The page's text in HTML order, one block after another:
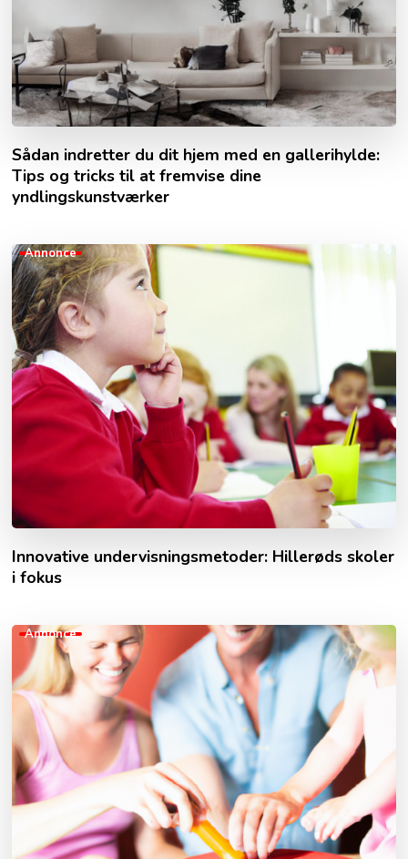
Sådan indretter du dit hjem med en gallerihylde:
Tips og tricks til at fremvise dine
yndlingskunstværker
Annonce
Innovative undervisningsmetoder: Hillerøds skoler
i fokus
Annonce